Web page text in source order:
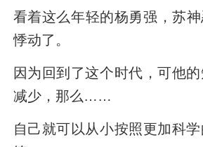
看着这么年轻的杨勇强，苏
悸动了。
因为回到了这个时代，可他
减少，那么……
自己就可以从小按照更加科